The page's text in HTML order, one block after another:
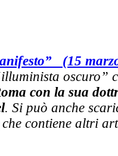
(15
oscuro”
con la sua
. Si può anche
che contiene altri